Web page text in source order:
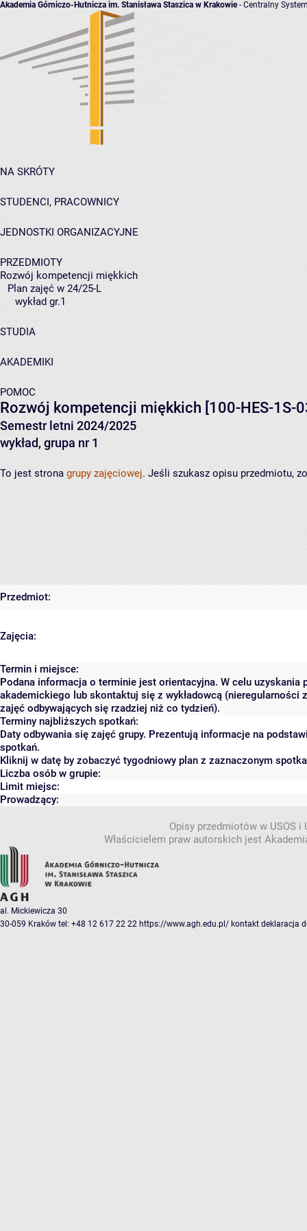
Akademia Górniczo-Hutnicza im. Stanisława Staszica w Krakowie- Centralny
NA SKRÓTY
STUDENCI, PRACOWNICY
JEDNOSTKI ORGANIZACYJNE
PRZEDMIOTY
Rozwój kompetencji miękkich
Plan zajęć w 24/25-L
wykład gr.1
STUDIA
AKADEMIKI
POMOC
Rozwój kompetencji miękkich [100-HES-1S-
Semestr letni 2024/2025
wykład, grupa nr 1
To jest strona grupy zajęciowej. Jeśli szukasz opisu przedmiotu,
Przedmiot:
Zajęcia:
Termin i miejsce:
Podana informacja o terminie jest orientacyjna. W celu
akademickiego lub skontaktuj się z wykładowcą (nieregularności
zajęć odbywających się rzadziej niż co tydzień).
Terminy najbliższych spotkań:
Daty odbywania się zajęć grupy. Prezentują informacje na
spotkań.
Kliknij w datę by zobaczyć tygodniowy plan z zaznaczonym
Liczba osób w grupie:
Limit miejsc:
Prowadzący:
Opisy przedmiotów w USOS
Właścicielem praw autorskich jest
al. Mickiewicza 30
30-059 Kraków tel: +48 12 617 22 22 https://www.agh.edu.pl/ kontakt deklaracja